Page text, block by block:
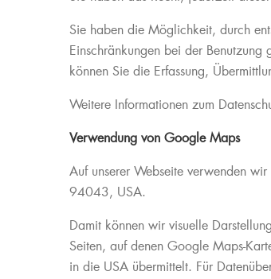
Sie haben die Möglichkeit, durch
Einschränkungen bei der
können Sie die Erfassung,
Weitere Informationen zum
Verwendung von Google Maps
Auf unserer Webseite verwenden
94043, USA.
Damit können wir visuelle
Seiten, auf denen Google Maps-
in die USA übermittelt. Für